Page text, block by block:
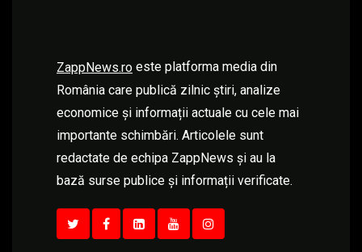
ZappNews.ro este platforma media din
România care publică zilnic știri, analize
economice și informații actuale cu cele mai
importante schimbări. Articolele sunt
redactate de echipa ZappNews și au la
bază surse publice și informații verificate.